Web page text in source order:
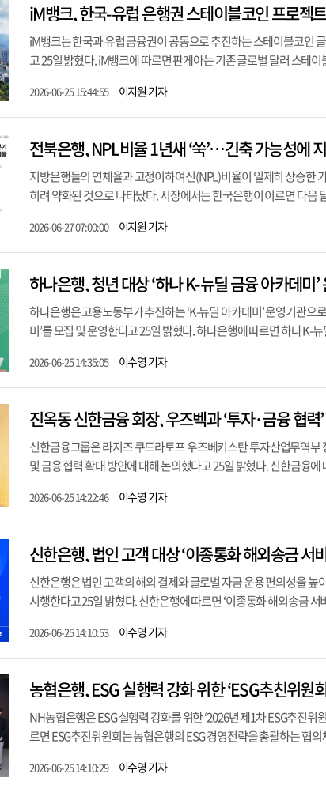
iM뱅크, 한국-유럽 은행권 스테이블코인 프로젝트
iM뱅크는 한국과 유럽 금융권이 공동으로 추진하는 스테이블코인
고 25일 밝혔다. iM뱅크에 따르면 판게아는 기존 글로벌 달러 스테
2026-06-25 15:44:55 이지원 기자
전북은행, NPL비율 1년새 ‘쑥’…긴축 가능성에
지방은행들의 연체율과 고정이하여신(NPL)비율이 일제히 상승한
히려 약화된 것으로 나타났다. 시장에서는 한국은행이 이르면 다음
2026-06-27 07:00:00 이지원 기자
하나은행, 청년 대상 ‘하나 K-뉴딜 금융 아카데미’
하나은행은 고용노동부가 추진하는 ‘K-뉴딜 아카데미’ 운영기관으
미’를 모집 및 운영한다고 25일 밝혔다. 하나은행에 따르면 하나 K-
2026-06-25 14:35:05 이수영 기자
진옥동 신한금융 회장, 우즈벡과 ‘투자·금융 협력
신한금융그룹은 라지즈 쿠드라토프 우즈베키스탄 투자산업무역부
및 금융 협력 확대 방안에 대해 논의했다고 25일 밝혔다. 신한금융에
2026-06-25 14:22:46 이수영 기자
신한은행, 법인 고객 대상 ‘이종통화 해외송금 서
신한은행은 법인 고객의 해외 결제와 글로벌 자금 운용 편의성을 높
시행한다고 25일 밝혔다. 신한은행에 따르면 ‘이종통화 해외송금 서
2026-06-25 14:10:53 이수영 기자
농협은행, ESG 실행력 강화 위한 ‘ESG추친위원
NH농협은행은 ESG 실행력 강화를 위한 ‘2026년 제1차 ESG추진
르면 ESG추진위원회는 농협은행의 ESG 경영전략을 총괄하는 협
2026-06-25 14:10:29 이수영 기자